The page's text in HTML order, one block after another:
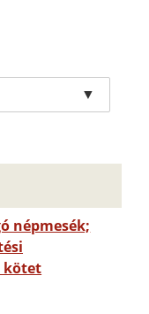
▼
népmesék;
kötet